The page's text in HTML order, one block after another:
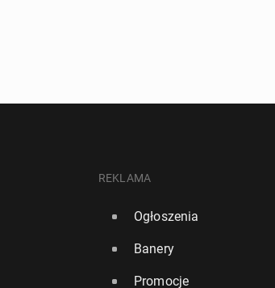
nadal trzecia, kolejny rekord Maj­chrza­
REKLAMA
Ogłoszenia
Banery
Promocje